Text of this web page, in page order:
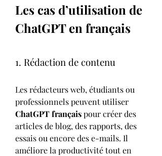
Les cas d’utilisation de
ChatGPT en français
1. Rédaction de contenu
Les rédacteurs web, étudiants ou
ChatGPT français pour créer des
articles de blog, des rapports, des
essais ou encore des e-mails. Il
améliore la productivité tout en